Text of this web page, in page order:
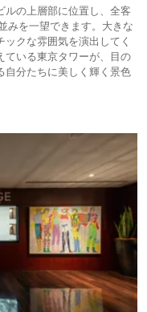
ルの上層部に位置し、全客
みを一望できます。大きな
クな雰囲気を演出してく
ている東京タワーが、目の
自分たちに美しく輝く景色